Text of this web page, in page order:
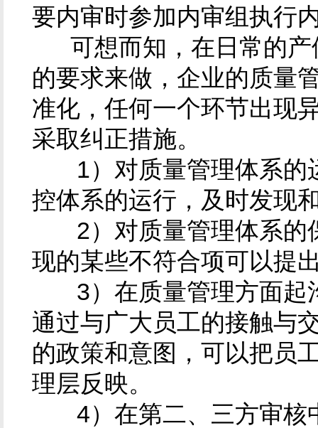
要内审时参加内审组执行
可想而知，在日常的产
的要求来做，企业的质量
准化，任何一个环节出现
采取纠正措施。
1）对质量管理体系的
控体系的运行，及时发现
2）对质量管理体系的
现的某些不符合项可以提
3）在质量管理方面起
通过与广大员工的接触与
的政策和意图，可以把员
理层反映。
4）在第二、三方审核